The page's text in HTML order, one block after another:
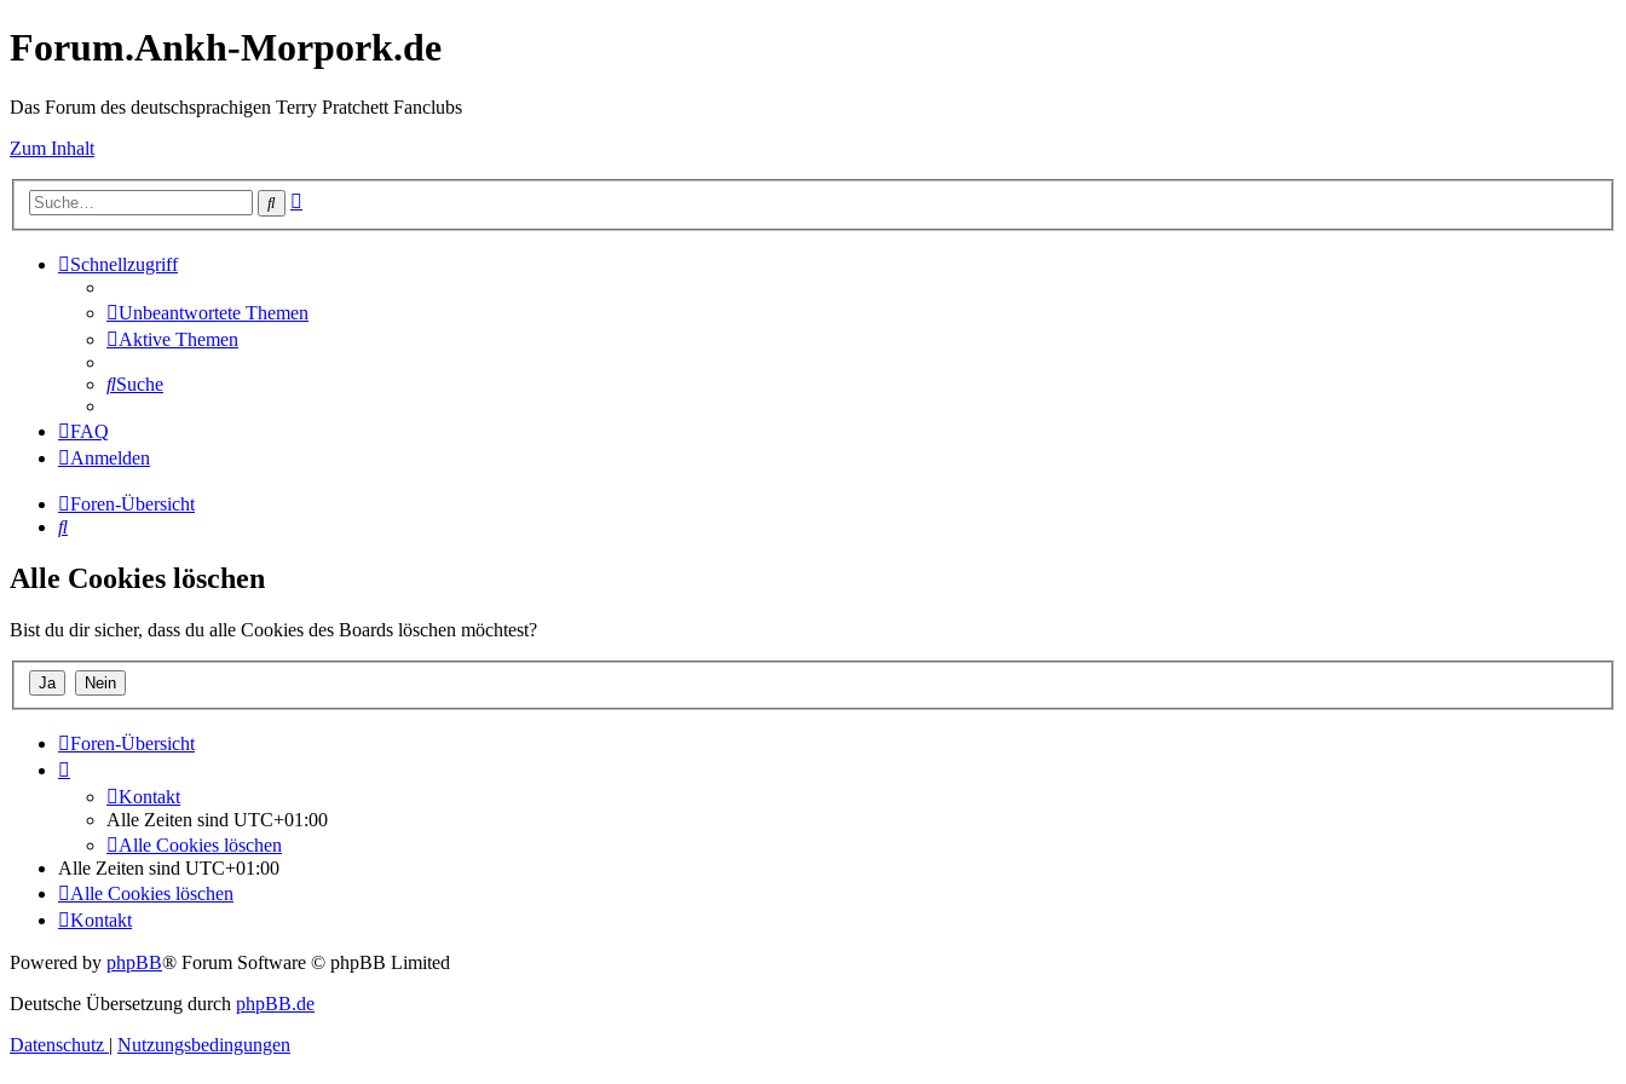
Forum.Ankh-Morpork.de
Das Forum des deutschsprachigen Terry Pratchett Fanclubs
Zum Inhalt
Suche
Schnellzugriff
Unbeantwortete Themen
Aktive Themen
Suche
FAQ
Anmelden
Foren-Übersicht
Suche
Alle Cookies löschen
Bist du dir sicher, dass du alle Cookies des Boards löschen möchtest?
Foren-Übersicht
Kontakt
Alle Zeiten sind UTC+01:00
Alle Cookies löschen
Alle Zeiten sind UTC+01:00
Alle Cookies löschen
Kontakt
Powered by phpBB® Forum Software © phpBB Limited
Deutsche Übersetzung durch phpBB.de
Datenschutz | Nutzungsbedingungen